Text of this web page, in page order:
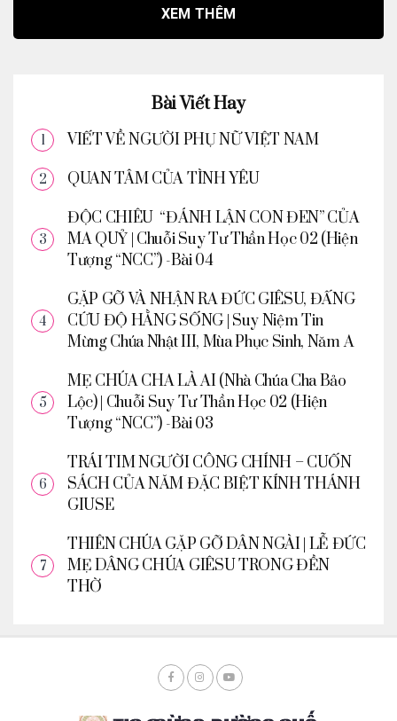
XEM THÊM
Bài Viết Hay
VIẾT VỀ NGƯỜI PHỤ NỮ VIỆT NAM
QUAN TÂM CỦA TÌNH YÊU
ĐỘC CHIÊU “ĐÁNH LẬN CON ĐEN” CỦA
MA QUỶ | Chuỗi Suy Tư Thần Học 02 (Hiện
Tượng “NCC”) -Bài 04
GẶP GỠ VÀ NHẬN RA ĐỨC GIÊSU, ĐẤNG
CỨU ĐỘ HẰNG SỐNG | Suy Niệm Tin
Mừng Chúa Nhật III, Mùa Phục Sinh, Năm A
MẸ CHÚA CHA LÀ AI (Nhà Chúa Cha Bảo
Lộc) | Chuỗi Suy Tư Thần Học 02 (Hiện
Tượng “NCC”) -Bài 03
TRÁI TIM NGƯỜI CÔNG CHÍNH – CUỐN
SÁCH CỦA NĂM ĐẶC BIỆT KÍNH THÁNH
GIUSE
THIÊN CHÚA GẶP GỠ DÂN NGÀI | LỄ ĐỨC
MẸ DÂNG CHÚA GIÊSU TRONG ĐỀN
THỜ